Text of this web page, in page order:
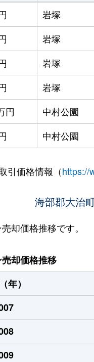
岩塚
岩塚
岩塚
岩塚
円 中村公園
中村公園
引価格情報（https://
海部郡大治
却価格推移です。
却価格推移
年）